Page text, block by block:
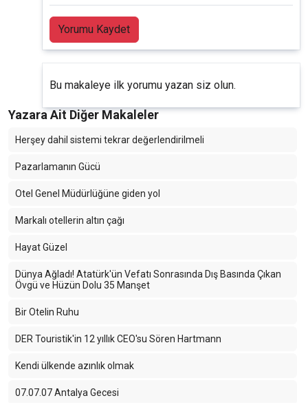
Yorumu Kaydet
Bu makaleye ilk yorumu yazan siz olun.
Yazara Ait Diğer Makaleler
Herşey dahil sistemi tekrar değerlendirilmeli
Pazarlamanın Gücü
Otel Genel Müdürlüğüne giden yol
Markalı otellerin altın çağı
Hayat Güzel
Dünya Ağladı! Atatürk'ün Vefatı Sonrasında Dış Basında Çıkan
Övgü ve Hüzün Dolu 35 Manşet
Bir Otelin Ruhu
DER Touristik'in 12 yıllık CEO'su Sören Hartmann
Kendi ülkende azınlık olmak
07.07.07 Antalya Gecesi